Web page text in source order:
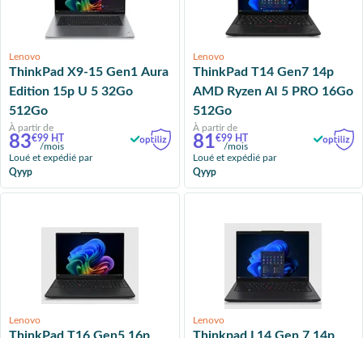
Lenovo
ThinkPad X9-15 Gen1 Aura
Edition 15p U 5 32Go
512Go
À partir de
83€99 HT
/mois
Loué et expédié par
Qyyp
Lenovo
ThinkPad T14 Gen7 14p
AMD Ryzen AI 5 PRO 16Go
512Go
À partir de
81€99 HT
/mois
Loué et expédié par
Qyyp
Lenovo Lenovo